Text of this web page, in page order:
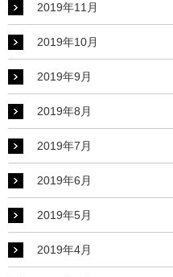
2019年11月
2019年10月
2019年9月
2019年8月
2019年7月
2019年6月
2019年5月
2019年4月